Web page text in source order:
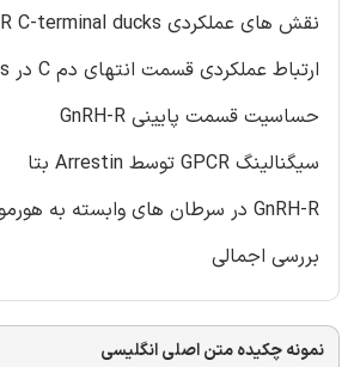
نقش های عملکردی GPCR C-terminal ducks
ارتباط عملکردی قسمت انتهای دم C در GnRH-Rs
حساسیت قسمت پایینی GnRH-R
سیگنالینگ GPCR توسط Arrestin بتا
GnRH-R در سرطان های وابسته به هورمون
بررسی اجمالی
نمونه چکیده متن اصلی انگلیسی